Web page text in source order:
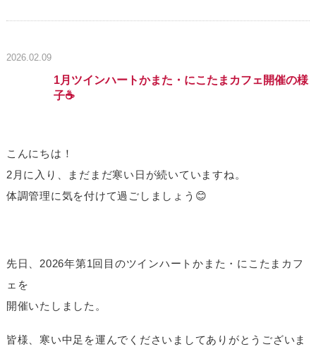
2026.02.09
1月ツインハートかまた・にこたまカフェ開催の様
子☕
こんにちは！
2月に入り、まだまだ寒い日が続いていますね。
体調管理に気を付けて過ごしましょう😊
先日、2026年第1回目のツインハートかまた・にこたまカフ
ェを
開催いたしました。
皆様、寒い中足を運んでくださいましてありがとうございま